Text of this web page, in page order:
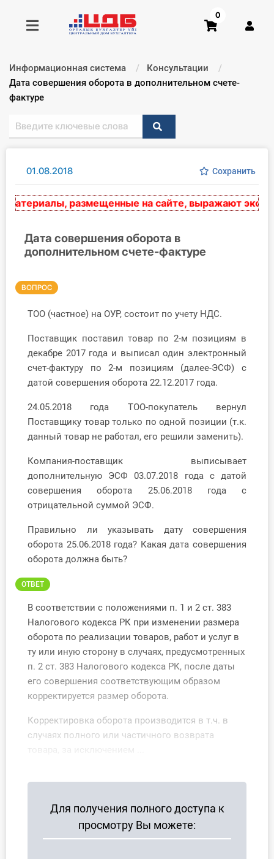
Получить консультацию
Главная ИС
Консультации
Правовая база
Инструменты
Вебинары
Справочник бухгалтера
Участник ВЭД
Практика ИП
Кадры. Труд. Зарплата.
Юридический помощник
Интернет-магазин
О Системе
Обучение
Тестирование для
бухгалтера
0
Информационная система
Консультации
Текущий:
Дата совершения оборота в дополнительном счете-
фактуре
01.08.2018 Сохранить
размещенные на сайте, выражают
Дата совершения оборота в
дополнительном счете-фактуре
ВОПРОС
ТОО (частное) на ОУР, состоит по учету НДС.
Поставщик поставил товар по 2-м позициям в
декабре 2017 года и выписал один электронный
счет-фактуру по 2-м позициям (далее-ЭСФ) с
датой совершения оборота 22.12.2017 года.
24.05.2018 года ТОО-покупатель вернул
Поставщику товар только по одной позиции (т.к.
данный товар не работал, его решили заменить).
Компания-поставщик выписывает
дополнительную ЭСФ 03.07.2018 года с датой
совершения оборота 25.06.2018 года с
отрицательной суммой ЭСФ.
Правильно ли указывать дату совершения
оборота 25.06.2018 года? Какая дата совершения
оборота должна быть?
ОТВЕТ
В соответствии с положениями п. 1 и 2 ст. 383
Налогового кодекса РК при изменении размера
оборота по реализации товаров, работ и услуг в
ту или иную сторону в случаях, предусмотренных
п. 2 ст. 383 Налогового кодекса РК, после даты
его совершения соответствующим образом
корректируется размер оборота.
Корректировка оборота производится в т.ч. в
случаях полного или частичного возврата
Для получения полного доступа к
просмотру Вы можете: